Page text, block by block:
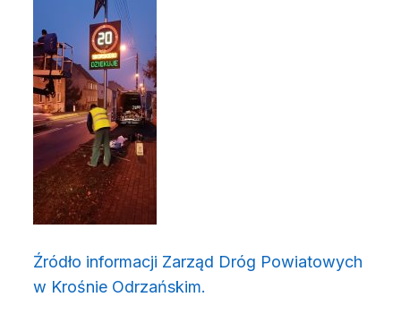
Źródło informacji Zarząd Dróg Powiatowych
w Krośnie Odrzańskim.